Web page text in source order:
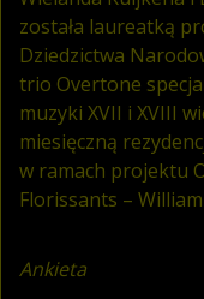
została laureatką
Dziedzictwa
trio Overtone
muzyki XVII i XVIII
miesięczną
w ramach projektu
Florissants –
Ankieta